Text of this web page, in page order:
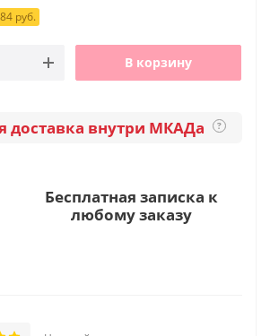
руб.
В корзину
доставка внутри МКАДа ?
Бесплатная записка к
любому заказу